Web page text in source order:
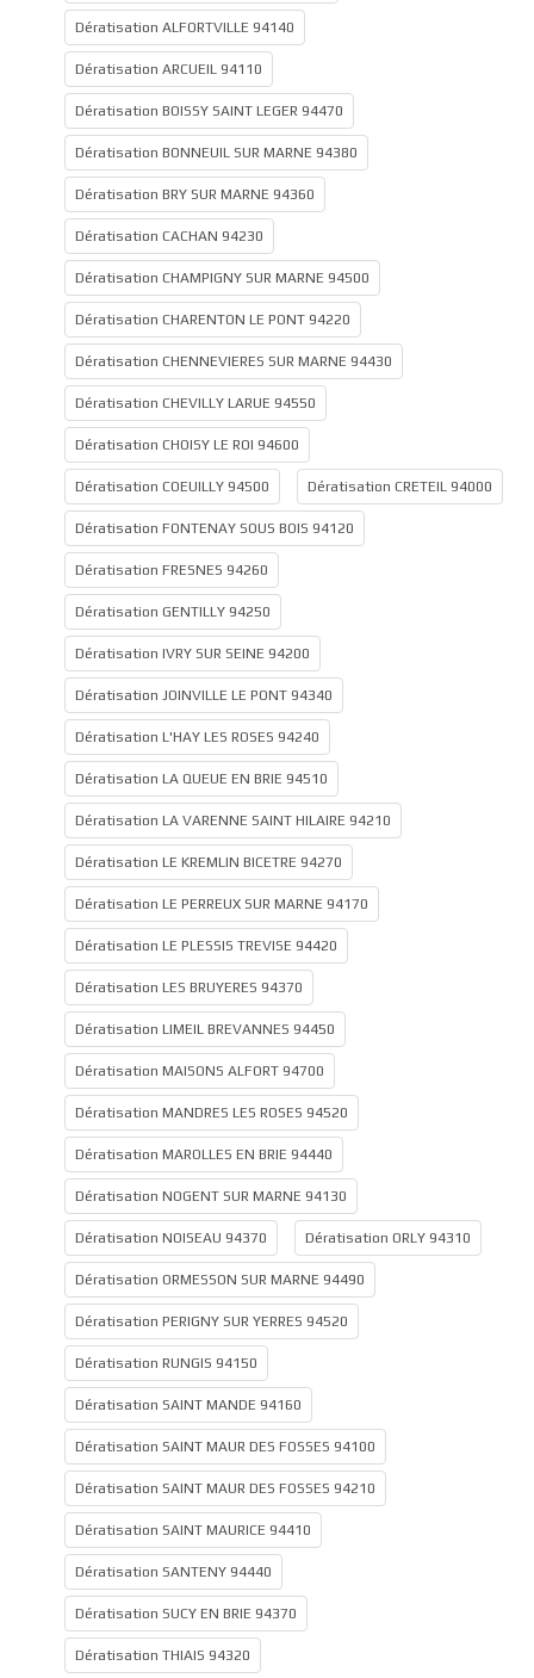
Dératisation ALFORTVILLE 94140
Dératisation ARCUEIL 94110
Dératisation BOISSY SAINT LEGER 94470
Dératisation BONNEUIL SUR MARNE 94380
Dératisation BRY SUR MARNE 94360
Dératisation CACHAN 94230
Dératisation CHAMPIGNY SUR MARNE 94500
Dératisation CHARENTON LE PONT 94220
Dératisation CHENNEVIERES SUR MARNE 94430
Dératisation CHEVILLY LARUE 94550
Dératisation CHOISY LE ROI 94600
Dératisation COEUILLY 94500 Dératisation CRETEIL 94000
Dératisation FONTENAY SOUS BOIS 94120
Dératisation FRESNES 94260
Dératisation GENTILLY 94250
Dératisation IVRY SUR SEINE 94200
Dératisation JOINVILLE LE PONT 94340
Dératisation L'HAY LES ROSES 94240
Dératisation LA QUEUE EN BRIE 94510
Dératisation LA VARENNE SAINT HILAIRE 94210
Dératisation LE KREMLIN BICETRE 94270
Dératisation LE PERREUX SUR MARNE 94170
Dératisation LE PLESSIS TREVISE 94420
Dératisation LES BRUYERES 94370
Dératisation LIMEIL BREVANNES 94450
Dératisation MAISONS ALFORT 94700
Dératisation MANDRES LES ROSES 94520
Dératisation MAROLLES EN BRIE 94440
Dératisation NOGENT SUR MARNE 94130
Dératisation NOISEAU 94370 Dératisation ORLY 94310
Dératisation ORMESSON SUR MARNE 94490
Dératisation PERIGNY SUR YERRES 94520
Dératisation RUNGIS 94150
Dératisation SAINT MANDE 94160
Dératisation SAINT MAUR DES FOSSES 94100
Dératisation SAINT MAUR DES FOSSES 94210
Dératisation SAINT MAURICE 94410
Dératisation SANTENY 94440
Dératisation SUCY EN BRIE 94370
Dératisation THIAIS 94320